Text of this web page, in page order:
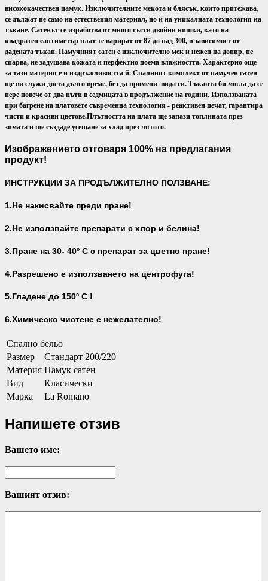
висококачествен памук. Изключителните мекота и блясък, които притежава,
се дължат не само на естествения материал, но и на уникалната технология на
тъкане. Сатенът се изработва от много гъсти двойни нишки, като на
квадратен сантиметър плат те варират от 87 до над 300, в зависимост от
дадената тъкан. Памучният сатен е изключително мек и нежен на допир, не
спарва, не задушава кожата и перфектно поема влажността. Характерно още
за тази материя е и издръжливостта й. Спалният комплект от памучен сатен
ще ви служи доста дълго време, без да промени вида си. Тъканта би могла да се
пере повече от два пъти в седмицата в продължение на години. Използваната
при багрене на платовете съвременна технология - реактивен печат, гарантира
чисти и красиви цветове.Плътността на плата ще запази топлината през
зимата и ще създаде усещане за хлад през лятото.
Изображението отговаря 100% на предлагания
продукт!
ИНСТРУКЦИИ ЗА ПРОДЪЛЖИТЕЛНО ПОЛЗВАНЕ:
1.Не накисвайте преди пране!
2.Не използвайте препарати с хлор и белина!
3.Пране на 30- 40º С с препарат за цветно пране!
4.Разрешено е използването на центрофуга!
5.Гладене до 150º С !
6.Химическо чистене е нежелателно!
Спално бельо
Размер
Стандарт 200/220
Материя Памук сатен
Вид
Класически
Марка
La Romano
Напишете отзив
Вашето име:
Вашият отзив: